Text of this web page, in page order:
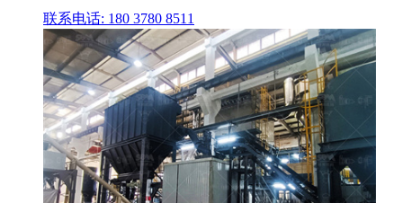
联系电话: 180 3780 8511